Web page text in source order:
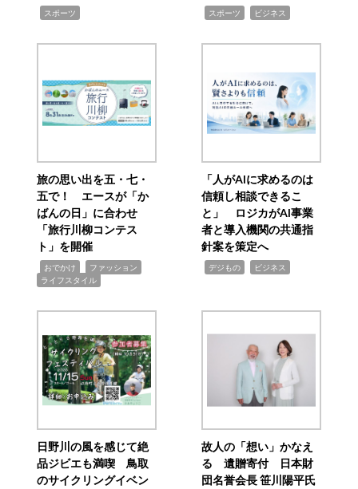
スポーツ スポーツ ビジネス
旅の思い出を五・七・
五で！ エースが「か
ばんの日」に合わせ
「旅行川柳コンテス
ト」を開催
おでかけ ファッション
ライフスタイル
「人がAIに求めるのは
信頼し相談できるこ
と」 ロジカがAI事業
者と導入機関の共通指
針案を策定へ
デジもの ビジネス
日野川の風を感じて絶
品ジビエも満喫 鳥取
のサイクリングイベン
故人の「想い」かなえ
る 遺贈寄付 日本財
団名誉会長 笹川陽平氏